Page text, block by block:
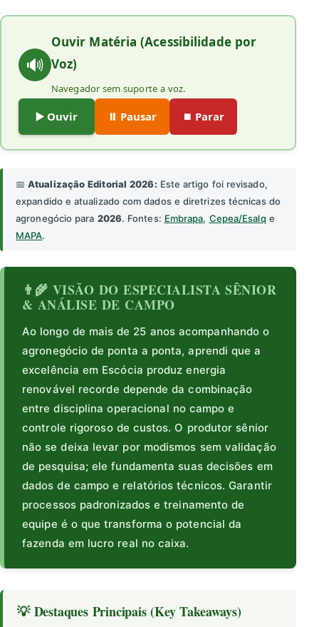
🔊
Ouvir Matéria (Acessibilidade por
Voz)
Navegador sem suporte a voz.
▶️ Ouvir ⏸️ Pausar ⏹️ Parar
📅Atualização Editorial 2026: Este artigo foi revisado,
expandido e atualizado com dados e diretrizes técnicas do
agronegócio para 2026. Fontes: Embrapa, Cepea/Esalq e
MAPA.
👨‍🌾 VISÃO DO ESPECIALISTA SÊNIOR
& ANÁLISE DE CAMPO
Ao longo de mais de 25 anos acompanhando o
agronegócio de ponta a ponta, aprendi que a
excelência em Escócia produz energia
renovável recorde depende da combinação
entre disciplina operacional no campo e
controle rigoroso de custos. O produtor sênior
não se deixa levar por modismos sem validação
de pesquisa; ele fundamenta suas decisões em
dados de campo e relatórios técnicos. Garantir
processos padronizados e treinamento de
equipe é o que transforma o potencial da
fazenda em lucro real no caixa.
💡 Destaques Principais (Key Takeaways)